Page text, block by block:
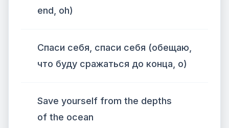
end, oh)
Спаси себя, спаси себя (обещаю,
что буду сражаться до конца, о)
Save yourself from the depths
of the ocean